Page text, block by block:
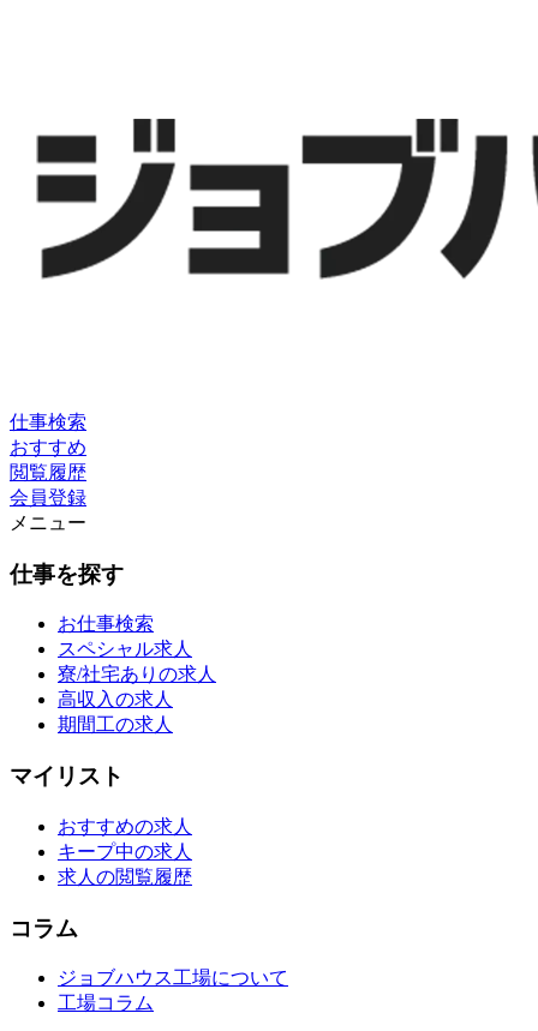
仕事検索
おすすめ
閲覧履歴
会員登録
メニュー
仕事を探す
お仕事検索
スペシャル求人
寮/社宅ありの求人
高収入の求人
期間工の求人
マイリスト
おすすめの求人
キープ中の求人
求人の閲覧履歴
コラム
ジョブハウス工場について
工場コラム